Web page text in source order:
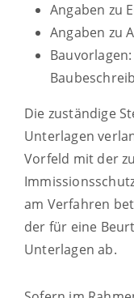
Angaben zu
Angaben zu
Die zuständige
Unterlagen
Vorfeld mit der
am Verfahren
der für eine
Unterlagen ab.